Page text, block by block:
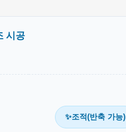
시공
✨조적(반축 가능)